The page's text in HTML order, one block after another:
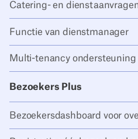
Catering- en
Functie van dienstmanager
Multi-tenancy ondersteuning
Bezoekers Plus
Bezoekersdashboard voor